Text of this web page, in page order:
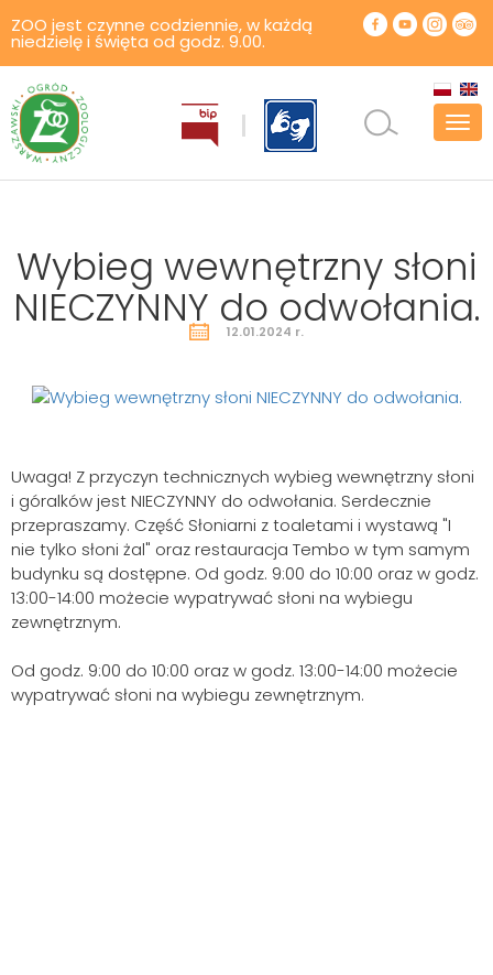
ZOO jest czynne codziennie, w każdą
niedzielę i święta od godz. 9.00.
Wybieg wewnętrzny słoni
NIECZYNNY do odwołania.
12.01.2024 r.
Uwaga! Z przyczyn technicznych wybieg wewnętrzny słoni
i góralków jest NIECZYNNY do odwołania. Serdecznie
przepraszamy. Część Słoniarni z toaletami i wystawą "I
nie tylko słoni żal" oraz restauracja Tembo w tym samym
budynku są dostępne. Od godz. 9:00 do 10:00 oraz w godz.
13:00-14:00 możecie wypatrywać słoni na wybiegu
zewnętrznym.
Od godz. 9:00 do 10:00 oraz w godz. 13:00-14:00 możecie
wypatrywać słoni na wybiegu zewnętrznym.